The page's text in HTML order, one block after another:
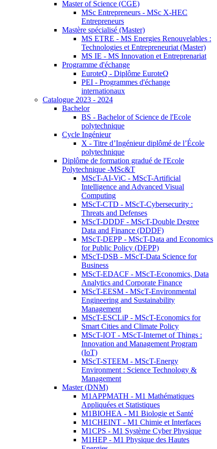
Master of Science (CGE)
MSc Entrepreneurs - MSc X-HEC
Entrepreneurs
Mastère spécialisé (Master)
MS ETRE - MS Energies Renouvelables :
Technologies et Entrepreneuriat (Master)
MS IE - MS Innovation et Entreprenariat
Programme d'échange
EuroteQ - Diplôme EuroteQ
PEI - Programmes d'échange
internationaux
Catalogue 2023 - 2024
Bachelor
BS - Bachelor of Science de l'Ecole
polytechnique
Cycle Ingénieur
X - Titre d’Ingénieur diplômé de l’École
polytechnique
Diplôme de formation gradué de l'Ecole
Polytechnique -MSc&T
MScT-AI-ViC - MScT-Artificial
Intelligence and Advanced Visual
Computing
MScT-CTD - MScT-Cybersecurity :
Threats and Defenses
MScT-DDDF - MScT-Double Degree
Data and Finance (DDDF)
MScT-DEPP - MScT-Data and Economics
for Public Policy (DEPP)
MScT-DSB - MScT-Data Science for
Business
MScT-EDACF - MScT-Economics, Data
Analytics and Corporate Finance
MScT-EESM - MScT-Environmental
Engineering and Sustainability
Management
MScT-ESCLiP - MScT-Economics for
Smart Cities and Climate Policy
MScT-IOT - MScT-Internet of Things :
Innovation and Management Program
(IoT)
MScT-STEEM - MScT-Energy
Environment : Science Technology &
Management
Master (DNM)
M1APPMATH - M1 Mathématiques
Appliquées et Statistiques
M1BIOHEA - M1 Biologie et Santé
M1CHEINT - M1 Chimie et Interfaces
M1CPS - M1 Système Cyber Physique
M1HEP - M1 Physique des Hautes